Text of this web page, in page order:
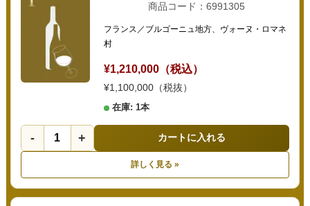
商品コード：6991305
フランス／ブルゴーニュ地方、ヴォーヌ・ロマネ
村
¥1,210,000（税込）
¥1,100,000（税抜）
在庫: 1本
- + カートに入れる
詳しく見る »